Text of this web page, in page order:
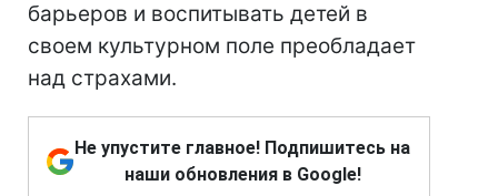
барьеров и воспитывать детей в
своем культурном поле преобладает
над страхами.
Не упустите главное! Подпишитесь на
наши обновления в Google!